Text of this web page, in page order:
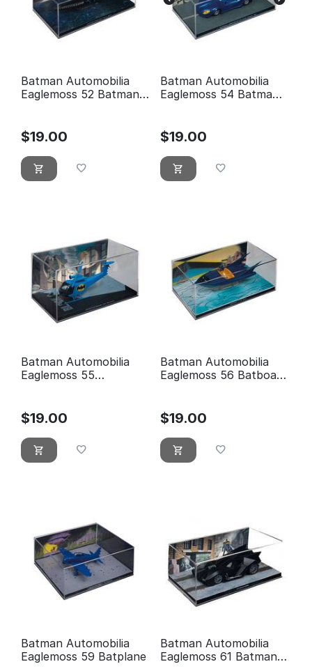
Batman Automobilia
Eaglemoss 52 Batman
$19.00
Batman Automobilia
Eaglemoss 54 Batman:
$19.00
Batman Automobilia
Eaglemoss 55
$19.00
Batman Automobilia
Eaglemoss 56 Batboat
$19.00
Batman Automobilia
Eaglemoss 59 Batplane
Batman Automobilia
Eaglemoss 61 Batman